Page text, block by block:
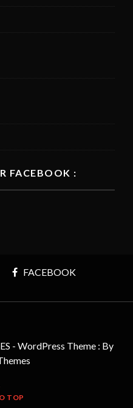
FACEBOOK :
FACEBOOK
- WordPress Theme : By
TOP